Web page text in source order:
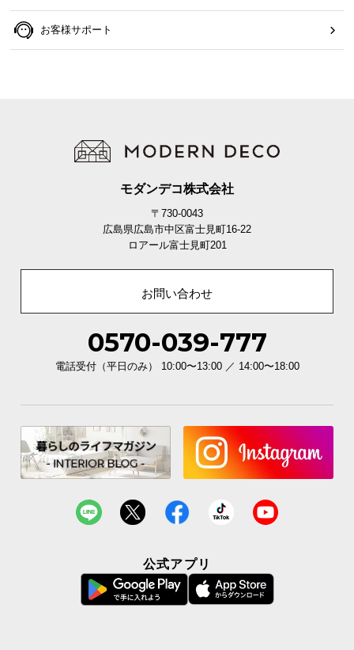
※単位は「センチメートル」になります
横幅 奥行き 高さ
充実のアフターサービス
お客様サポート
モダンデコ株式会社
〒730-0043
広島県広島市中区富士見町16-22
ロアール富士見町201
お問い合わせ
0570-039-777
電話受付（平日のみ） 10:00〜13:00 ／ 14:00〜18:00
公式アプリ